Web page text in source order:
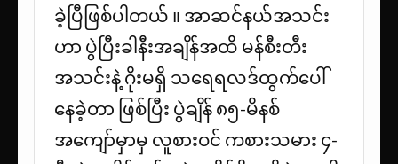
ခဲ့ပြီဖြစ်ပါတယ် ။ အာဆင်နယ်အသင်း
ဟာ ပွဲပြီးခါနီးအချိန်အထိ မန်စီးတီး
အသင်းနဲ့ ဂိုးမရှိ သရေရလဒ်ထွက်ပေါ်
နေခဲ့တာ ဖြစ်ပြီး ပွဲချိန် ၈၅-မိနစ်
အကျော်မှာမှ လူစားဝင် ကစားသမား ၄-